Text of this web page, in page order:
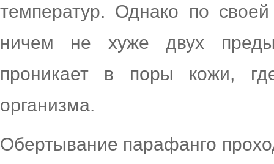
температур. Однако по
ничем не хуже двух
проникает в поры кожи,
организма.
Обертывание парафанго